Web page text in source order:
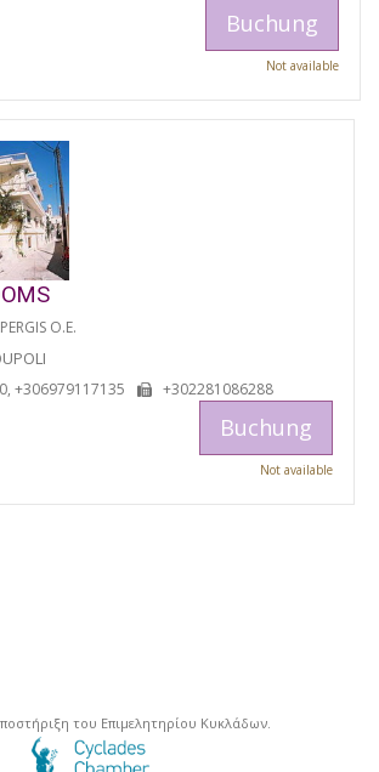
Buchung
Not available
O.E.
+306979117135 +302281086288
Buchung
Not available
του Επιμελητηρίου Κυκλάδων.